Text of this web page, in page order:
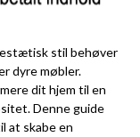
stil behøver
dyre møbler.
dit hjem til en
Denne guide
at skabe en